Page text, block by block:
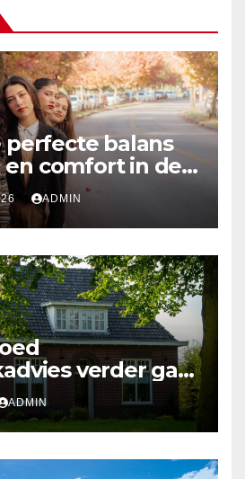
balans
en comfort in de
ADMIN
verder gaat
ADMIN